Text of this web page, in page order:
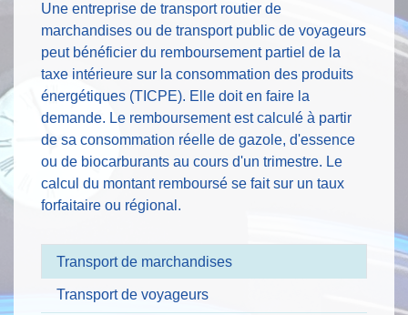
Une entreprise de transport routier de
marchandises ou de transport public de voyageurs
peut bénéficier du remboursement partiel de la
taxe intérieure sur la consommation des produits
énergétiques (TICPE). Elle doit en faire la
demande. Le remboursement est calculé à partir
de sa consommation réelle de gazole, d'essence
ou de biocarburants au cours d'un trimestre. Le
calcul du montant remboursé se fait sur un taux
forfaitaire ou régional.
Transport de marchandises
Transport de voyageurs